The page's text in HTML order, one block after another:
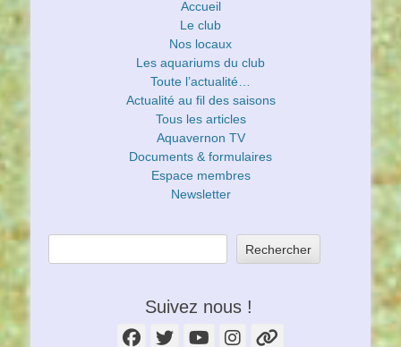
Accueil
Le club
Nos locaux
Les aquariums du club
Toute l’actualité…
Actualité au fil des saisons
Tous les articles
Aquavernon TV
Documents & formulaires
Espace membres
Newsletter
Rechercher
Suivez nous !
Facebook
Twitter
YouTube
Instagram